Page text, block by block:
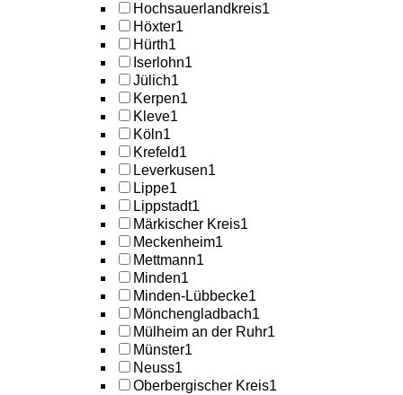
Hochsauerlandkreis1
Höxter1
Hürth1
Iserlohn1
Jülich1
Kerpen1
Kleve1
Köln1
Krefeld1
Leverkusen1
Lippe1
Lippstadt1
Märkischer Kreis1
Meckenheim1
Mettmann1
Minden1
Minden-Lübbecke1
Mönchengladbach1
Mülheim an der Ruhr1
Münster1
Neuss1
Oberbergischer Kreis1